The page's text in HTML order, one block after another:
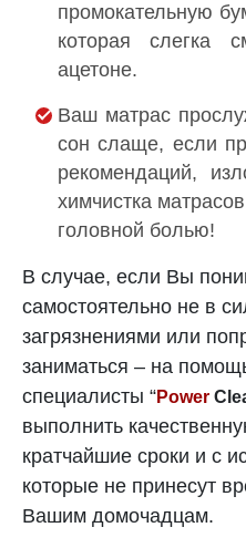
промокательную
которая слегка
ацетоне.
Ваш матрас
сон слаще, если
рекомендаций,
химчистка
головной болью!
В случае, если Вы
самостоятельно не в
загрязнениями или
заниматься – на
специалисты “Power
выполнить
кратчайшие сроки и с
которые не принесут
Вашим домочадцам.